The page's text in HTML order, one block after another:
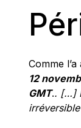
Comme
12
GMT.. […]